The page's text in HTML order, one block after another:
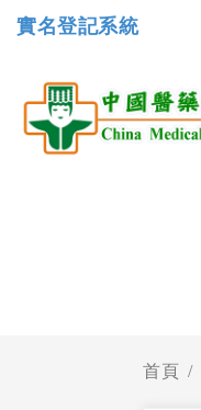
實名登記系統
首頁